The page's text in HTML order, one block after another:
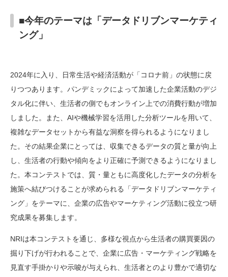
■今年のテーマは「データドリブンマーケティ
ング」
2024年に入り、日常生活や経済活動が「コロナ前」の状態に戻
りつつあります。パンデミックによって加速した企業活動のデジ
タル化に伴い、生活者の側でもオンライン上での消費行動が増加
しました。また、AIや機械学習を活用した分析ツールを用いて、
複雑なデータセットから有益な洞察を得られるようになりまし
た。その結果企業にとっては、収集できるデータの質と量が向上
し、生活者の行動や傾向をより正確に予測できるようになりまし
た。本コンテストでは、質・量ともに高度化したデータの分析を
施策へ結びつけることが求められる「データドリブンマーケティ
ング」をテーマに、企業の広告やマーケティング活動に役立つ研
究成果を募集します。
NRIは本コンテストを通じ、多様な視点から生活者の購買要因の
掘り下げが行われることで、企業に広告・マーケティング戦略を
見直す手掛かりや示唆が与えられ、生活者とのより豊かで適切な